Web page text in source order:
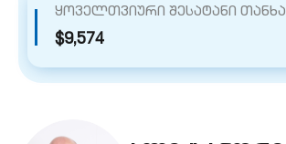
ყოველთვიური შესატანი თანხა
$9,574